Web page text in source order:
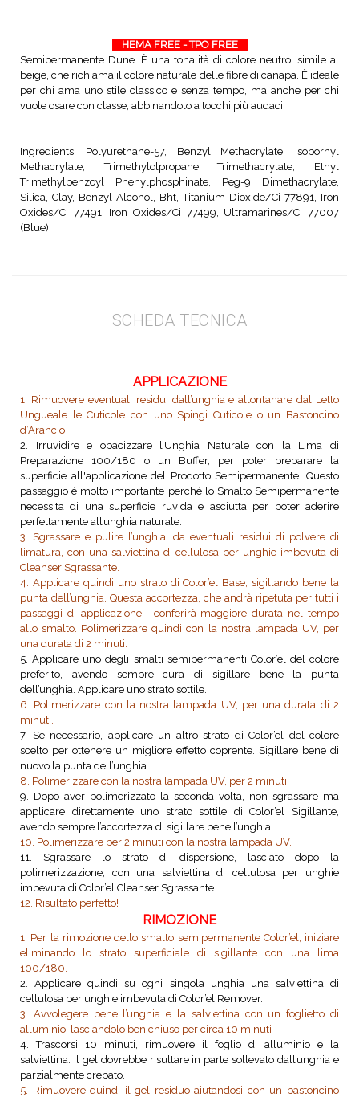
HEMA FREE - TPO FREE
Semipermanente Dune. È una tonalità di colore neutro, simile al
beige, che richiama il colore naturale delle fibre di canapa. È ideale
per chi ama uno stile classico e senza tempo, ma anche per chi
vuole osare con classe, abbinandolo a tocchi più audaci.
Ingredients: Polyurethane-57, Benzyl Methacrylate, Isobornyl
Methacrylate, Trimethylolpropane Trimethacrylate, Ethyl
Trimethylbenzoyl Phenylphosphinate, Peg-9 Dimethacrylate,
Silica, Clay, Benzyl Alcohol, Bht, Titanium Dioxide/Ci 77891, Iron
Oxides/Ci 77491, Iron Oxides/Ci 77499, Ultramarines/Ci 77007
(Blue)
SCHEDA TECNICA
APPLICAZIONE
1. Rimuovere eventuali residui dall’unghia e allontanare dal Letto
Ungueale le Cuticole con uno Spingi Cuticole o un Bastoncino
d’Arancio
2. Irruvidire e opacizzare l’Unghia Naturale con la Lima di
Preparazione 100/180 o un Buffer, per poter preparare la
superficie all'applicazione del Prodotto Semipermanente. Questo
passaggio è molto importante perché lo Smalto Semipermanente
necessita di una superficie ruvida e asciutta per poter aderire
perfettamente all’unghia naturale.
3. Sgrassare e pulire l’unghia, da eventuali residui di polvere di
limatura, con una salviettina di cellulosa per unghie imbevuta di
Cleanser Sgrassante.
4. Applicare quindi uno strato di Color’el Base, sigillando bene la
punta dell’unghia. Questa accortezza, che andrà ripetuta per tutti i
passaggi di applicazione, conferirà maggiore durata nel tempo
allo smalto. Polimerizzare quindi con la nostra lampada UV, per
una durata di 2 minuti.
5. Applicare uno degli smalti semipermanenti Color’el del colore
preferito, avendo sempre cura di sigillare bene la punta
dell’unghia. Applicare uno strato sottile.
6. Polimerizzare con la nostra lampada UV, per una durata di 2
minuti.
7. Se necessario, applicare un altro strato di Color’el del colore
scelto per ottenere un migliore effetto coprente. Sigillare bene di
nuovo la punta dell’unghia.
8. Polimerizzare con la nostra lampada UV, per 2 minuti.
9. Dopo aver polimerizzato la seconda volta, non sgrassare ma
applicare direttamente uno strato sottile di Color’el Sigillante,
avendo sempre l’accortezza di sigillare bene l’unghia.
10. Polimerizzare per 2 minuti con la nostra lampada UV.
11. Sgrassare lo strato di dispersione, lasciato dopo la
polimerizzazione, con una salviettina di cellulosa per unghie
imbevuta di Color’el Cleanser Sgrassante.
12. Risultato perfetto!
RIMOZIONE
1. Per la rimozione dello smalto semipermanente Color’el, iniziare
eliminando lo strato superficiale di sigillante con una lima
100/180.
2. Applicare quindi su ogni singola unghia una salviettina di
cellulosa per unghie imbevuta di Color’el Remover.
3. Avvolegere bene l’unghia e la salviettina con un foglietto di
alluminio, lasciandolo ben chiuso per circa 10 minuti
4. Trascorsi 10 minuti, rimuovere il foglio di alluminio e la
salviettina: il gel dovrebbe risultare in parte sollevato dall’unghia e
parzialmente crepato.
5. Rimuovere quindi il gel residuo aiutandosi con un bastoncino